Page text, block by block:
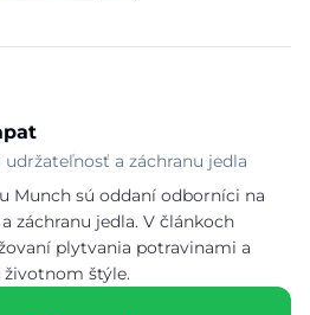
a záchranu jedla
Munch sú oddaní odborníci na
záchranu jedla. V článkoch
plytvania potravinami a
štýle.